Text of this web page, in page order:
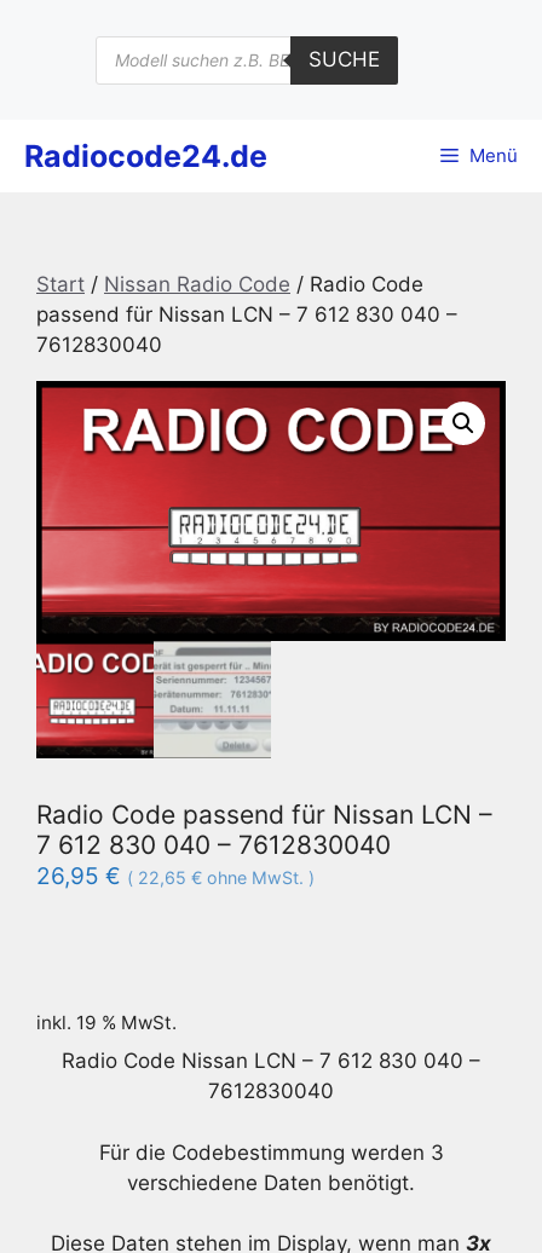
Products
search
SUCHE
Radiocode24.de Menü
Start / Nissan Radio Code / Radio Code
passend für Nissan LCN – 7 612 830 040 –
7612830040
Radio Code passend für Nissan LCN –
7 612 830 040 – 7612830040
26,95 € ( 22,65 € ohne MwSt. )
inkl. 19 % MwSt.
Radio Code Nissan LCN – 7 612 830 040 –
7612830040
Für die Codebestimmung werden 3
verschiedene Daten benötigt.
Diese Daten stehen im Display, wenn man 3x